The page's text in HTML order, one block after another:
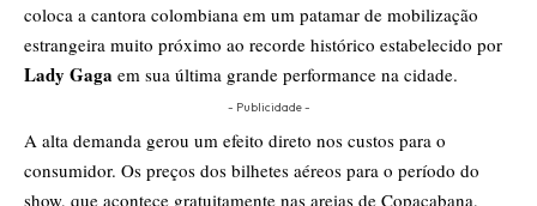
coloca a cantora colombiana em um patamar de mobilização
estrangeira muito próximo ao recorde histórico estabelecido por
Lady Gaga em sua última grande performance na cidade.
- Publicidade -
A alta demanda gerou um efeito direto nos custos para o
consumidor. Os preços dos bilhetes aéreos para o período do
show, que acontece gratuitamente nas areias de Copacabana,